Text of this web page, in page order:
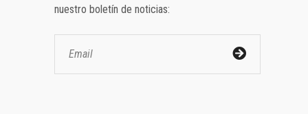
nuestro boletín de noticias: